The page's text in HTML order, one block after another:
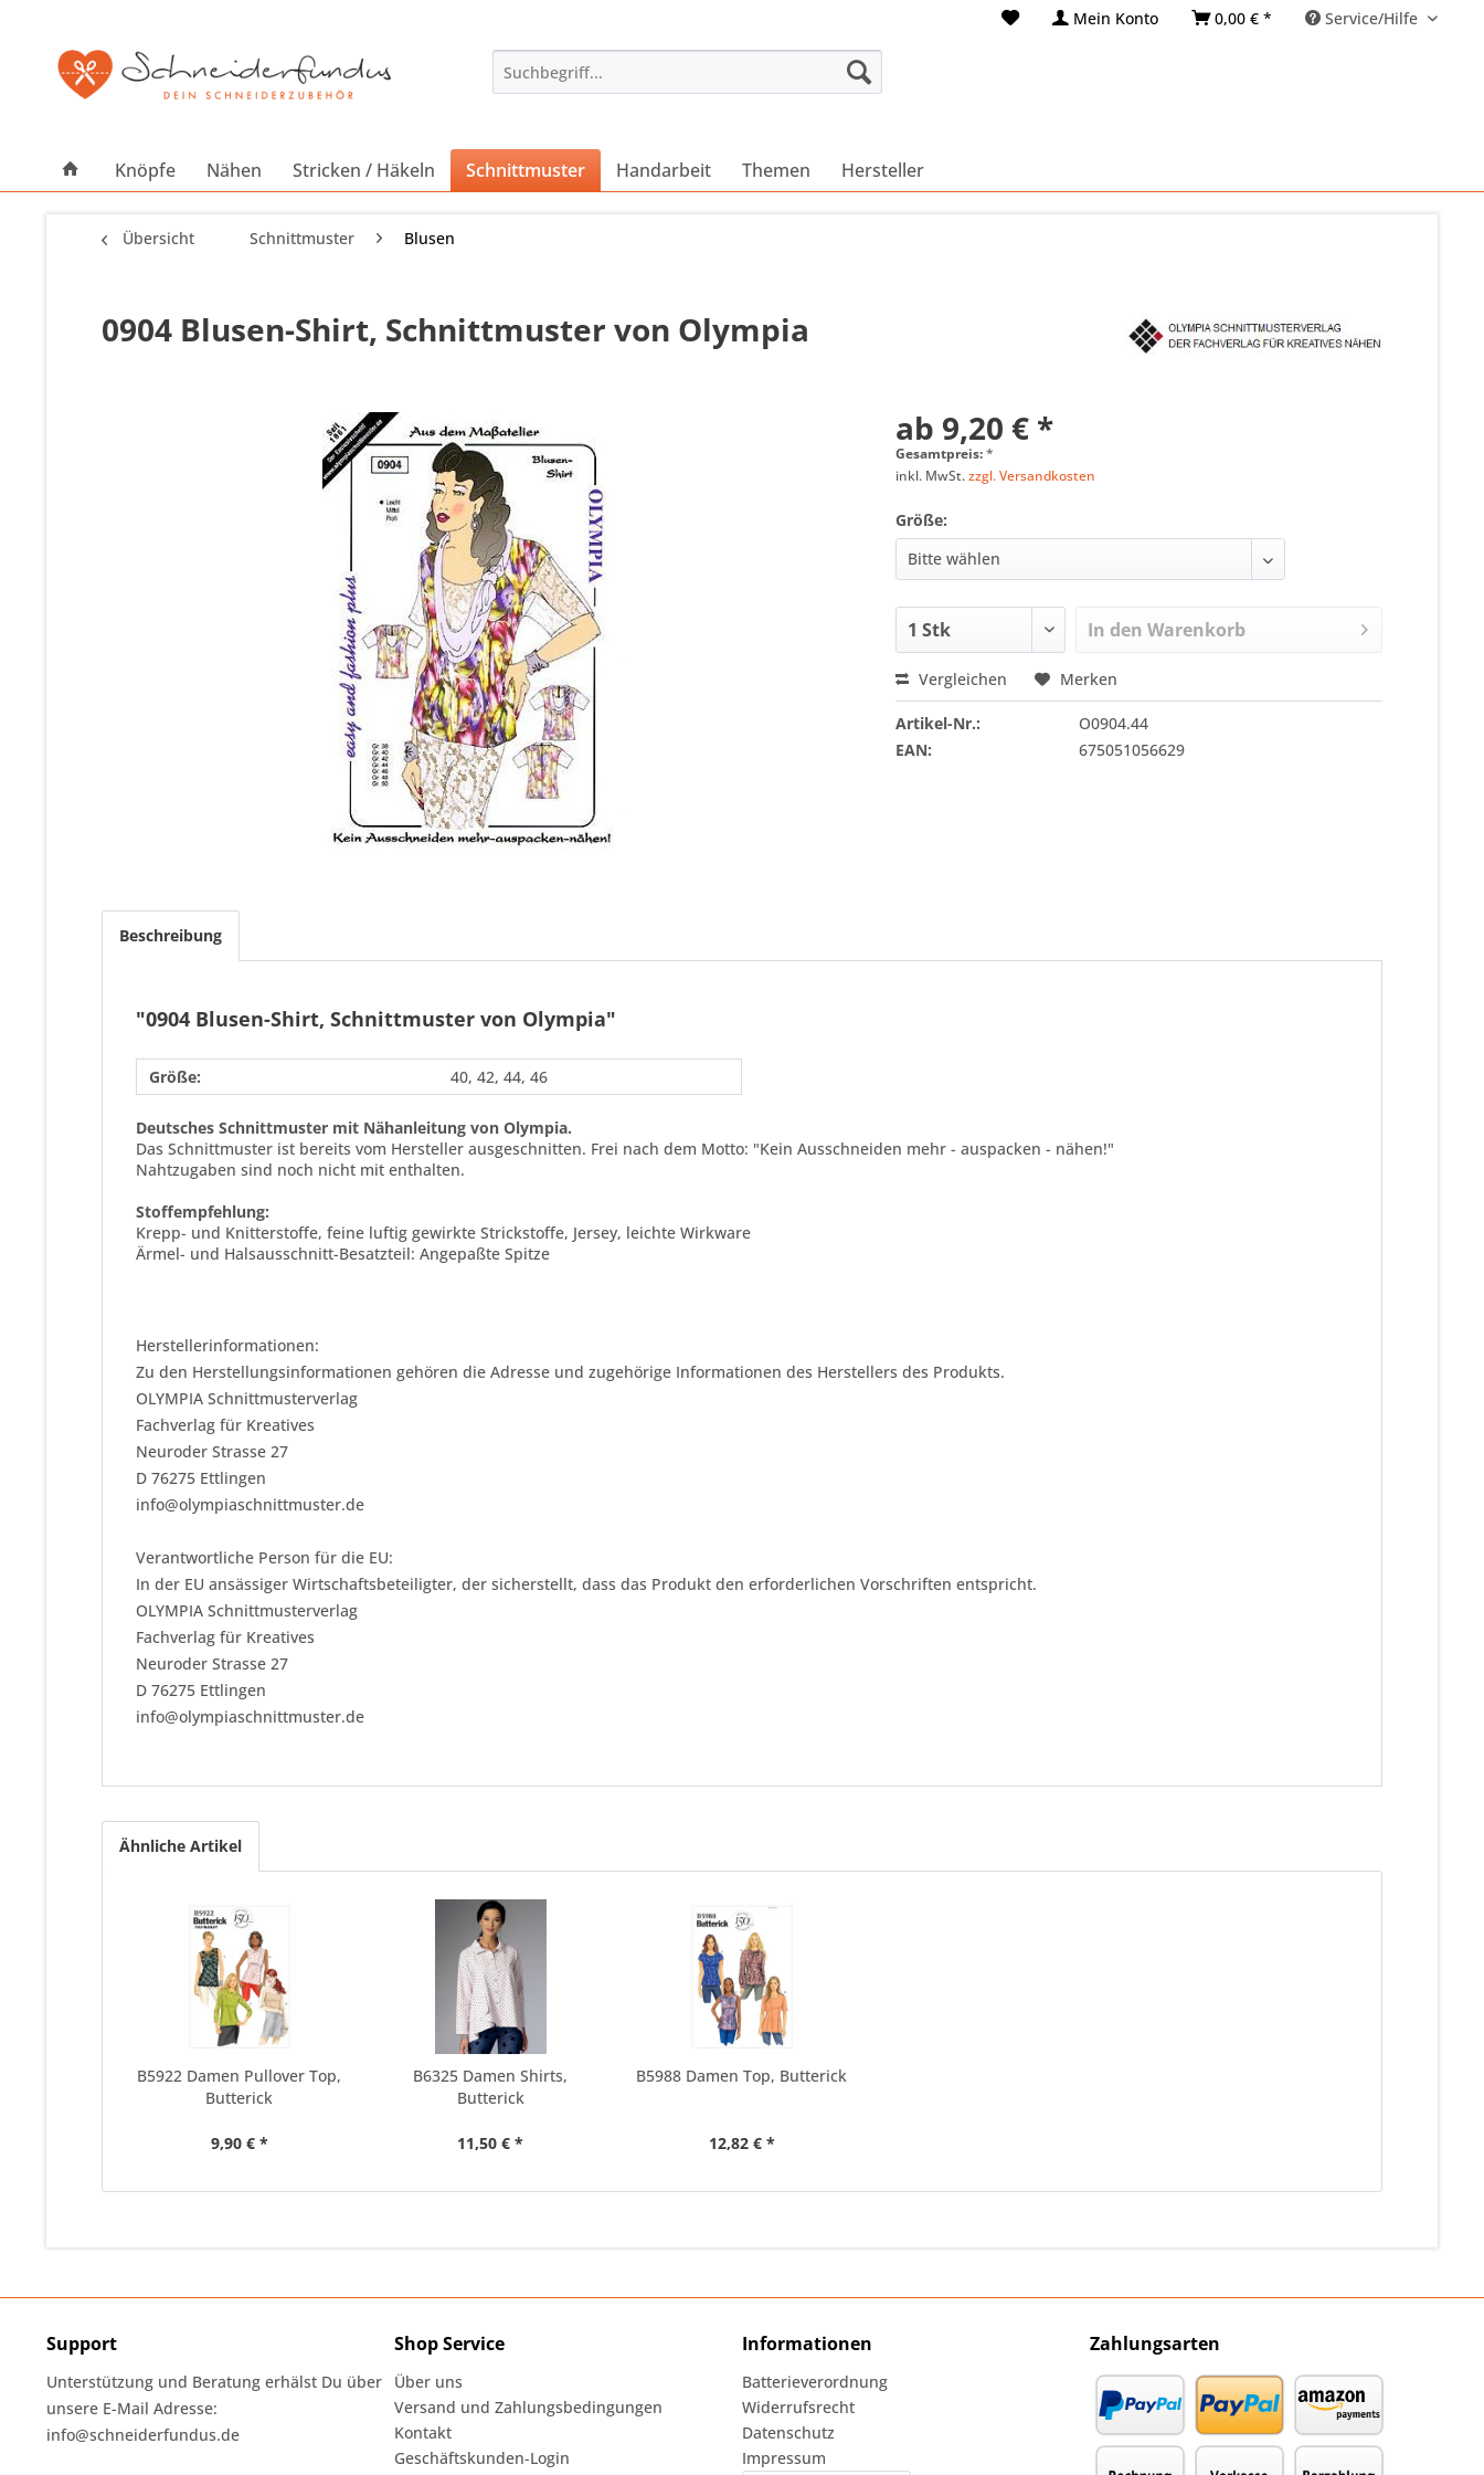
Mein Konto 0,00 € * Service/Hilfe
Knöpfe Nähen Stricken / Häkeln Schnittmuster Handarbeit Themen Hersteller
Übersicht Schnittmuster Blusen
0904 Blusen-Shirt, Schnittmuster von Olympia
ab 9,20 € *
Gesamtpreis:*
inkl. MwSt.zzgl. Versandkosten
Größe:
In den Warenkorb
Vergleichen Merken
Artikel-Nr.:
O0904.44
EAN:
675051056629
Beschreibung
"0904 Blusen-Shirt, Schnittmuster von Olympia"
Größe: 40, 42, 44, 46
Deutsches Schnittmuster mit Nähanleitung von Olympia.
Das Schnittmuster ist bereits vom Hersteller ausgeschnitten. Frei nach dem Motto: "Kein Ausschneiden mehr - auspacken - nähen!"
Nahtzugaben sind noch nicht mit enthalten.
Stoffempfehlung:
Krepp- und Knitterstoffe, feine luftig gewirkte Strickstoffe, Jersey, leichte Wirkware
Ärmel- und Halsausschnitt-Besatzteil: Angepaßte Spitze
Herstellerinformationen:
Zu den Herstellungsinformationen gehören die Adresse und zugehörige Informationen des Herstellers des Produkts.
OLYMPIA Schnittmusterverlag
Fachverlag für Kreatives
Neuroder Strasse 27
D 76275 Ettlingen
info@olympiaschnittmuster.de
Verantwortliche Person für die EU:
In der EU ansässiger Wirtschaftsbeteiligter, der sicherstellt, dass das Produkt den erforderlichen Vorschriften entspricht.
OLYMPIA Schnittmusterverlag
Fachverlag für Kreatives
Neuroder Strasse 27
D 76275 Ettlingen
info@olympiaschnittmuster.de
Ähnliche Artikel
B5922 Damen Pullover Top,
Butterick
9,90 € *
B6325 Damen Shirts,
Butterick
11,50 € *
B5988 Damen Top, Butterick
12,82 € *
Support
Unterstützung und Beratung erhälst Du über
unsere E-Mail Adresse:
info@schneiderfundus.de
Shop Service
Über uns
Versand und Zahlungsbedingungen
Kontakt
Geschäftskunden-Login
Informationen
Batterieverordnung
Widerrufsrecht
Datenschutz
Impressum
Zahlungsarten